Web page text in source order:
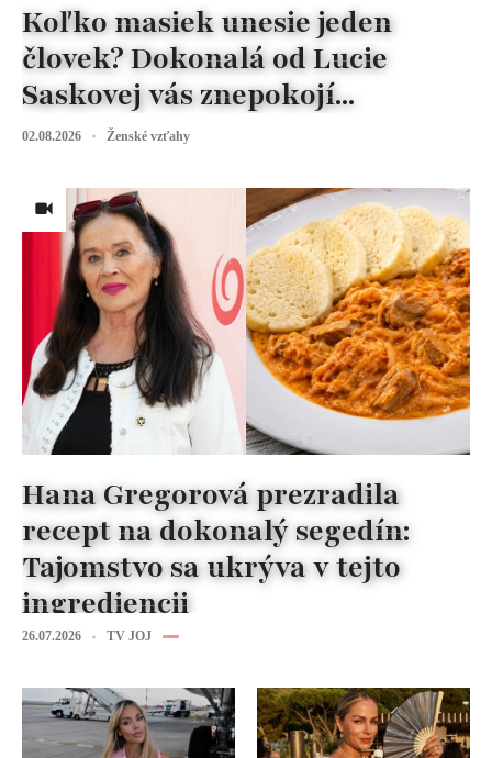
Koľko masiek unesie jeden
človek? Dokonalá od Lucie
Saskovej vás znepokojí...
02.08.2026 Ženské vzťahy
Hana Gregorová prezradila
recept na dokonalý segedín:
Tajomstvo sa ukrýva v tejto
ingrediencii
26.07.2026 TV JOJ